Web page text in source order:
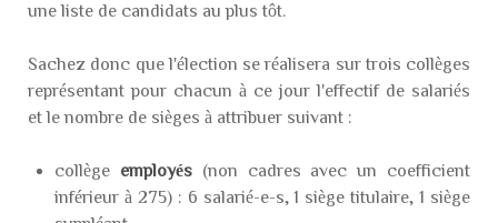
une liste de candidats au plus tôt.
Sachez donc que l'élection se réalisera sur trois collèges
représentant pour chacun à ce jour l'effectif de salariés
et le nombre de sièges à attribuer suivant :
collège employés(non cadres avec un coefficient
inférieur à 275) : 6 salarié-e-s, 1 siège titulaire, 1 siège